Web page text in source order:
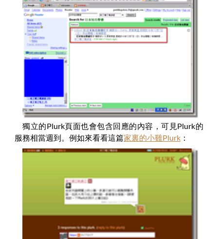
獨立的Plurk頁面也會包含回應的內容，可見Plurk的
服務相當週到。例如來看看這篇家裏的小雞Plurk ：